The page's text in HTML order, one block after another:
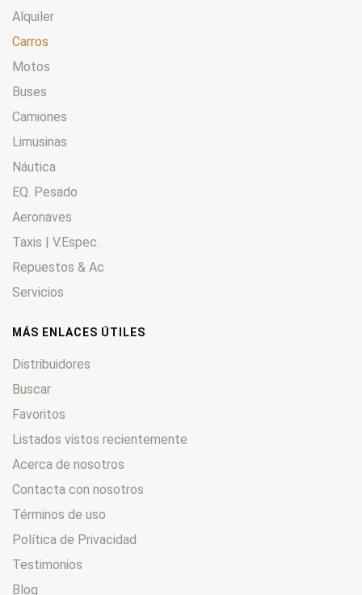
Alquiler
Carros
Motos
Buses
Camiones
Limusinas
Náutica
EQ. Pesado
Aeronaves
Taxis | V.Espec.
Repuestos & Ac
Servicios
MÁS ENLACES ÚTILES
Distribuidores
Buscar
Favoritos
Listados vistos recientemente
Acerca de nosotros
Contacta con nosotros
Términos de uso
Política de Privacidad
Testimonios
Blog